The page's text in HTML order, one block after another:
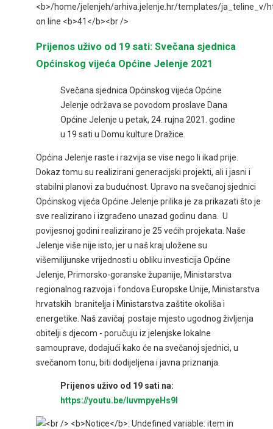
Prijenos uživo od 19 sati: Svečana sjednica
Općinskog vijeća Općine Jelenje 2021
Svečana sjednica Općinskog vijeća Općine
Jelenje održava se povodom proslave Dana
Općine Jelenje u petak, 24. rujna 2021. godine
u 19 sati u Domu kulture Dražice.
Općina Jelenje raste i razvija se vise nego li ikad prije.
Dokaz tomu su realizirani generacijski projekti, ali i jasni i
stabilni planovi za budućnost. Upravo na svečanoj sjednici
Općinskog vijeća Općine Jelenje prilika je za prikazati što je
sve realizirano i izgrađeno unazad godinu dana. U
povijesnoj godini realizirano je 25 većih projekata. Naše
Jelenje više nije isto, jer u naš kraj uložene su
višemilijunske vrijednosti u obliku investicija Općine
Jelenje, Primorsko-goranske županije, Ministarstva
regionalnog razvoja i fondova Europske Unije, Ministarstva
hrvatskih branitelja i Ministarstva zaštite okoliša i
energetike. Naš zavičaj postaje mjesto ugodnog življenja
obitelji s djecom - poručuju iz jelenjske lokalne
samouprave, dodajući kako će na svečanoj sjednici, u
svečanom tonu, biti dodijeljena i javna priznanja.
Prijenos uživo od 19 sati na:
https://youtu.be/IuvmpyeHs9I